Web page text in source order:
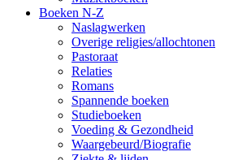
Boeken N-Z
Naslagwerken
Overige religies/allochtonen
Pastoraat
Relaties
Romans
Spannende boeken
Studieboeken
Voeding & Gezondheid
Waargebeurd/Biografie